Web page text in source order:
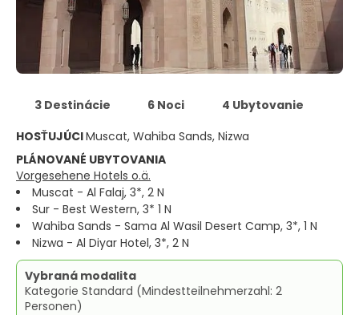
3 Destinácie 6 Noci
4 Ubytovanie
HOSŤUJÚCIMuscat, Wahiba Sands, Nizwa
PLÁNOVANÉ UBYTOVANIA
Vorgesehene Hotels o.ä.
Muscat - Al Falaj, 3*, 2 N
Sur - Best Western, 3* 1 N
Wahiba Sands - Sama Al Wasil Desert Camp, 3*, 1 N
Nizwa - Al Diyar Hotel, 3*, 2 N
Vybraná modalita
Kategorie Standard (Mindestteilnehmerzahl: 2
Personen)